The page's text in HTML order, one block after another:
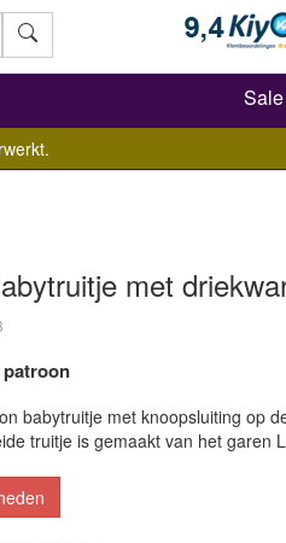
Zoeken
Sale
met
babytruitje met knoopsluiting op
truitje is gemaakt van het garen